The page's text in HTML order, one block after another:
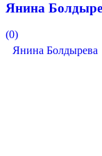
Янина
(0)
Янина Болдырева